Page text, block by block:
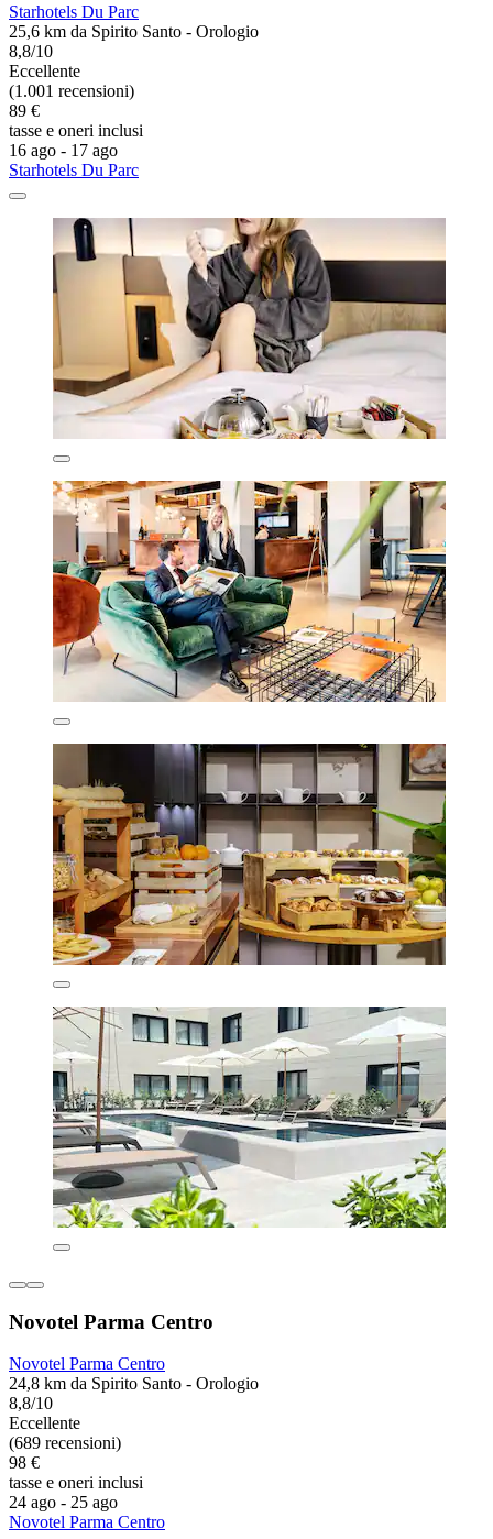
Starhotels Du Parc
25,6 km da Spirito Santo - Orologio
8,8/10
Eccellente
(1.001 recensioni)
89 €
tasse e oneri inclusi
16 ago - 17 ago
Starhotels Du Parc
Novotel Parma Centro
Novotel Parma Centro
24,8 km da Spirito Santo - Orologio
8,8/10
Eccellente
(689 recensioni)
98 €
tasse e oneri inclusi
24 ago - 25 ago
Novotel Parma Centro